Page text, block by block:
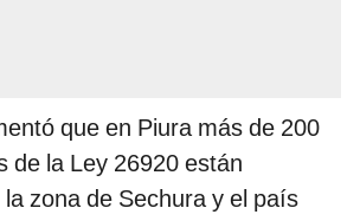
que en Piura más de 200
de la Ley 26920 están
zona de Sechura y el país